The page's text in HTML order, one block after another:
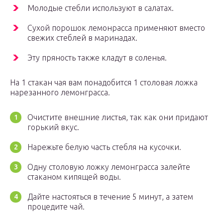
Молодые стебли используют в салатах.
Сухой порошок лемонрасса применяют вместо
свежих стеблей в маринадах.
Эту пряность также кладут в соленья.
На 1 стакан чая вам понадобится 1 столовая ложка
нарезанного лемонграсса.
Очистите внешние листья, так как они придают
горький вкус.
Нарежьте белую часть стебля на кусочки.
Одну столовую ложку лемонграсса залейте
стаканом кипящей воды.
Дайте настояться в течение 5 минут, а затем
процедите чай.